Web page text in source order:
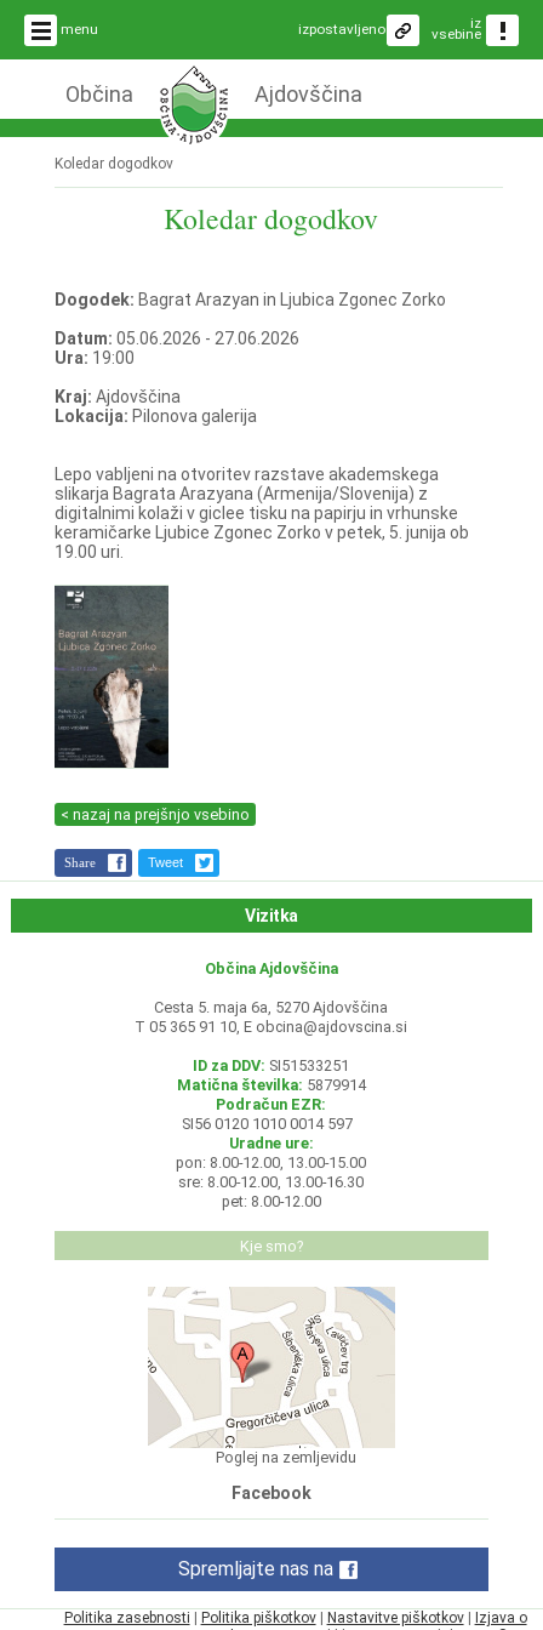
menu iz
vsebine
izpostavljeno
Občina Ajdovščina
Koledar dogodkov
Koledar dogodkov
Dogodek: Bagrat Arazyan in Ljubica Zgonec Zorko
Datum: 05.06.2026 - 27.06.2026
Ura: 19:00
Kraj: Ajdovščina
Lokacija: Pilonova galerija
Lepo vabljeni na otvoritev razstave akademskega
slikarja Bagrata Arazyana (Armenija/Slovenija) z
digitalnimi kolaži v giclee tisku na papirju in vrhunske
keramičarke Ljubice Zgonec Zorko v petek, 5. junija ob
19.00 uri.
< nazaj na prejšnjo vsebino
Share Tweet
Vizitka
Občina Ajdovščina
Cesta 5. maja 6a, 5270 Ajdovščina
T 05 365 91 10, E obcina@ajdovscina.si
ID za DDV: SI51533251
Matična številka: 5879914
Podračun EZR:
SI56 0120 1010 0014 597
Uradne ure:
pon: 8.00-12.00, 13.00-15.00
sre: 8.00-12.00, 13.00-16.30
pet: 8.00-12.00
Kje smo?
Poglej na zemljevidu
Facebook
Spremljajte nas na
Politika zasebnosti Politika piškotkov| Nastavitve piškotkov|
Izjava o